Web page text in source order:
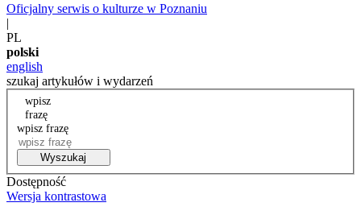
Oficjalny serwis o kulturze w Poznaniu
|
PL
polski
english
szukaj artykułów i wydarzeń
wpisz
frazę
wpisz frazę
Wyszukaj
Dostępność
Wersja kontrastowa